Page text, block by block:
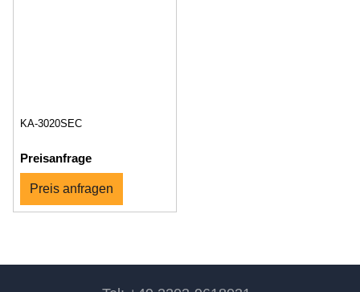
KA-3020SEC
Preisanfrage
Preis anfragen